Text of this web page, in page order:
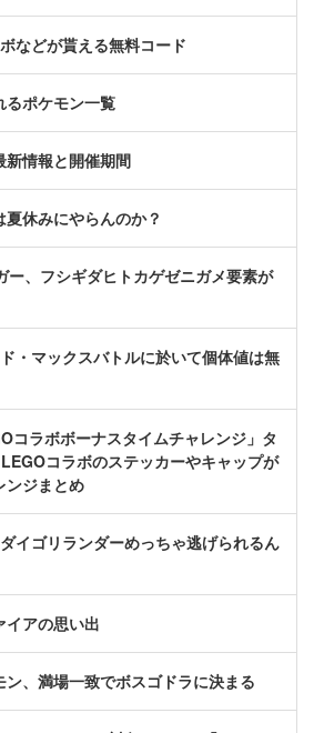
などが貰える無料コード
ポケモン一覧
新情報と開催期間
休みにやらんのか？
ー、フシギダヒトカゲゼニガメ要素が
・マックスバトルに於いて個体値は無
コラボボーナスタイムチャレンジ」タ
コラボのステッカーやキャップが
ンジまとめ
イゴリランダーめっちゃ逃げられるん
イアの思い出
、満場一致でボスゴドラに決まる